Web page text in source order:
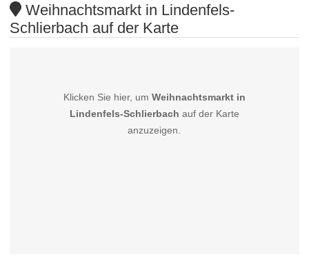
Weihnachtsmarkt in Lindenfels-
Schlierbach auf der Karte
Klicken Sie hier, um Weihnachtsmarkt in
Lindenfels-Schlierbach auf der Karte
anzuzeigen.